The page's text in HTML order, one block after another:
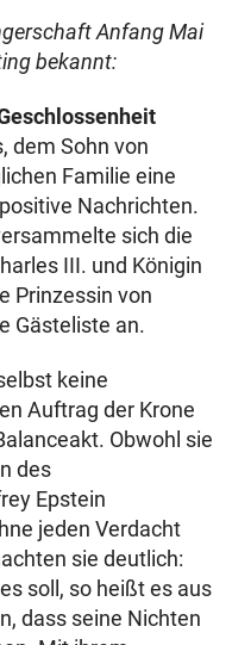
Anfang Mai
bekannt:
dem Sohn von
Familie eine
Nachrichten.
sich die
III. und Königin
Prinzessin von
Gästeliste an.
keine
Auftrag der Krone
Obwohl sie
des
Epstein
jeden Verdacht
sie deutlich:
soll, so heißt es aus
dass seine Nichten